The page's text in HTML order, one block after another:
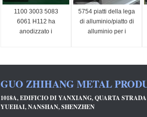
1100 3003 5083
6061 H112 ha
anodizzato i
5754 piatti della lega
di alluminio/piatto di
alluminio per i
GUO ZHIHANG METAL
1018A, EDIFICIO DI YANXIANG, QUARTA
YUEHAI, NANSHAN, SHENZHEN